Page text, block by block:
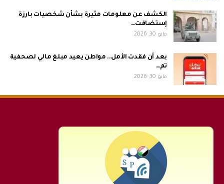
الكشف عن معلومات مثيرة بشأن شخصيات بارزة
إستضافت…
مايو 30, 2026
بعد أن فقدت الأمل.. مواطن يعيد مبلغ مالي لصحفية
تم…
مايو 30, 2026